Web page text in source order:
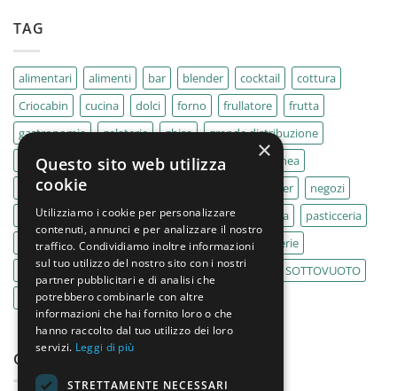
TAG
alimentari alimenti bar blender cocktail
cottura
Criocabin
cucina dolci forno frullatore
frutta
gastronomia
gelaterie ghisa
grande distribuzione
IMPASTATRICE
impastatrici kebab
La Felsinea
MACELLERIA
mixer
negozi
Outlet
pane panifici panificio paninoteca
pasticceria
pasticcerie
pescherie pizza pizzeria
pizzerie
PLANETARIA
pub ristoranti ristorazione
SOTTOVUOTO
supermercati
tavole calde tostiere
CATEGORIE PRODOTTO
×
Questo sito web utilizza
cookie
Utilizziamo i cookie per personalizzare
contenuti, annunci e per analizzare il nostro
traffico. Condividiamo inoltre informazioni
sul tuo utilizzo del nostro sito con i nostri
partner pubblicitari e di analisi che
potrebbero combinarle con altre
informazioni che hai fornito loro o che
hanno raccolto dal tuo utilizzo dei loro
servizi. Leggi di più
STRETTAMENTE NECESSARI